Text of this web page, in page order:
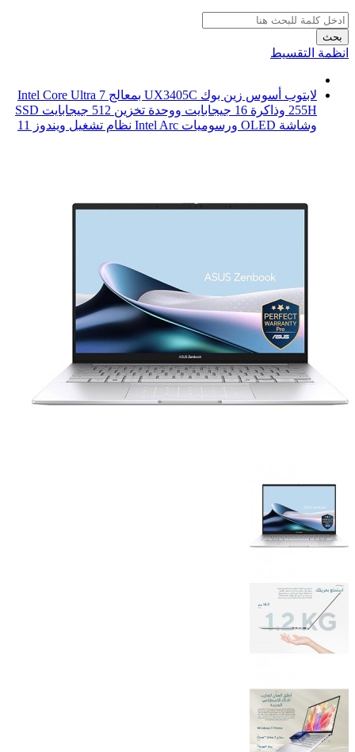
بحث
انظمة التقسيط
لابتوب أسوس زين بوك UX3405C بمعالج Intel Core Ultra 7
255H وذاكرة 16 جيجابايت ووحدة تخزين 512 جيجابايت SSD
وشاشة OLED ورسوميات Intel Arc نظام تشغيل ويندوز 11